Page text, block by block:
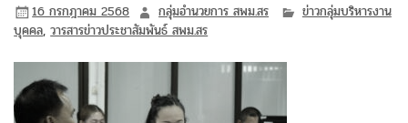
16 กรกฎาคม 2568 กลุ่มอำนวยการ สพม.สร
ข่าวกลุ่มบริหารงาน
บุคคล,วารสารข่าวประชาสัมพันธ์ สพม.สร